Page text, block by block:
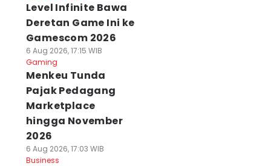
Level Infinite Bawa
Deretan Game Ini ke
Gamescom 2026
6 Aug 2026, 17:15 WIB
Gaming
Menkeu Tunda
Pajak Pedagang
Marketplace
hingga November
2026
6 Aug 2026, 17:03 WIB
Business